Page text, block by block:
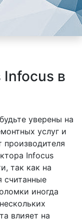
Infocus в
уверены на
услуг и
Infocus
так как на
считанные
иногда
влияет на